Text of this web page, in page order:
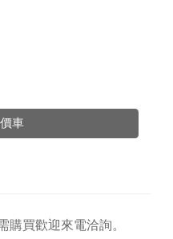
車
購買歡迎來電洽詢。